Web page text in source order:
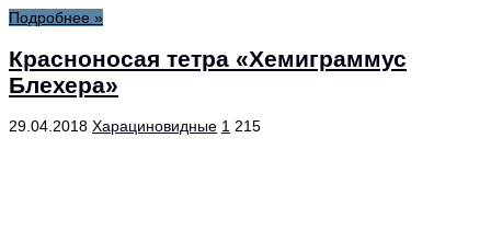
Подробнее »
Красноносая тетра «Хемиграммус
Блехера»
29.04.2018 Харациновидные 1 215